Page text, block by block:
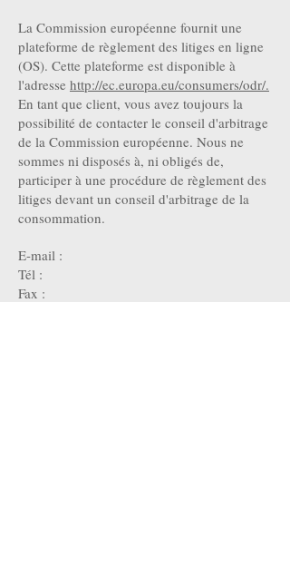
La Commission européenne fournit une
plateforme de règlement des litiges en ligne
(OS). Cette plateforme est disponible à
l'adresse http://ec.europa.eu/consumers/odr/.
En tant que client, vous avez toujours la
possibilité de contacter le conseil d'arbitrage
de la Commission européenne. Nous ne
sommes ni disposés à, ni obligés de,
participer à une procédure de règlement des
litiges devant un conseil d'arbitrage de la
consommation.
E-mail :
Tél :
Fax :